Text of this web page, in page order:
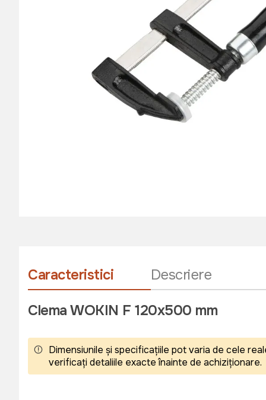
Caracteristici Descriere
Clema WOKIN F 120x500 mm
Dimensiunile și specificațiile pot varia de cele
verificați detaliile exacte înainte de achiziționare.